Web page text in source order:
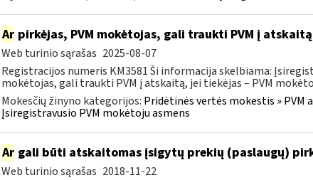
Arpirkėjas, PVM mokėtojas, gali traukti PVM į
Web turinio sąrašas 2025-08-07
Registracijos numeris KM3581 Ši informacija skelbiama:
mokėtojas, gali traukti PVM į atskaitą, jei tiekėjas – PVM
Mokesčių žinyno kategorijos: Pridėtinės vertės mokestis » PVM
Įsiregistravusio PVM mokėtoju asmens
Argali būti atskaitomas įsigytų prekių (paslaugų)
Web turinio sąrašas 2018-11-22